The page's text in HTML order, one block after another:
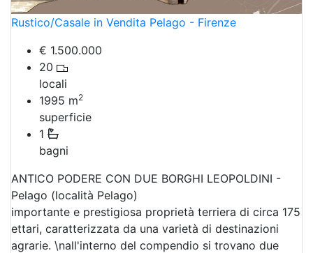
Rustico/Casale in Vendita Pelago - Firenze
€ 1.500.000
20
locali
1995 m2
superficie
1
bagni
ANTICO PODERE CON DUE BORGHI LEOPOLDINI -
Pelago (località Pelago)
importante e prestigiosa proprietà terriera di circa 175
ettari, caratterizzata da una varietà di destinazioni
agrarie. \nall'interno del compendio si trovano due